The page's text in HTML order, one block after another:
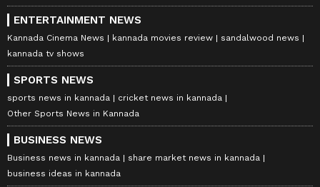
ENTERTAINMENT NEWS
Kannada Cinema News kannada movies review
sandalwood news
kannada tv shows
SPORTS NEWS
sports news in kannada
cricket news in kannada
Other Sports News in Kannada
BUSINESS NEWS
Business news in kannada
share market news in kannada
business ideas in kannada